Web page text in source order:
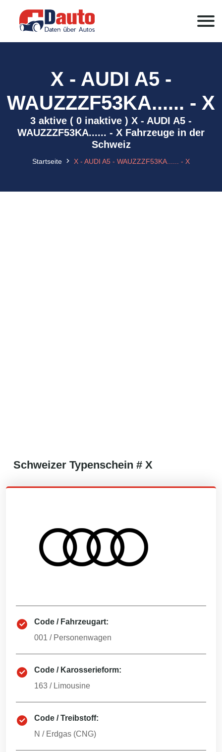
X - AUDI A5 -
WAUZZZF53KA...... - X
3 aktive ( 0 inaktive ) X - AUDI A5 -
WAUZZZF53KA...... - X Fahrzeuge in der
Schweiz
Startseite X - AUDI A5 - WAUZZZF53KA...... - X
Schweizer Typenschein # X
Code / Fahrzeugart:
001 / Personenwagen
Code / Karosserieform:
163 / Limousine
Code / Treibstoff:
N / Erdgas (CNG)